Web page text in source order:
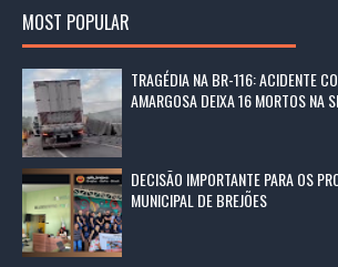
MOST POPULAR
TRAGÉDIA NA BR-116: ACIDENTE
AMARGOSA DEIXA 16 MORTOS NA
DECISÃO IMPORTANTE PARA OS
MUNICIPAL DE BREJÕES